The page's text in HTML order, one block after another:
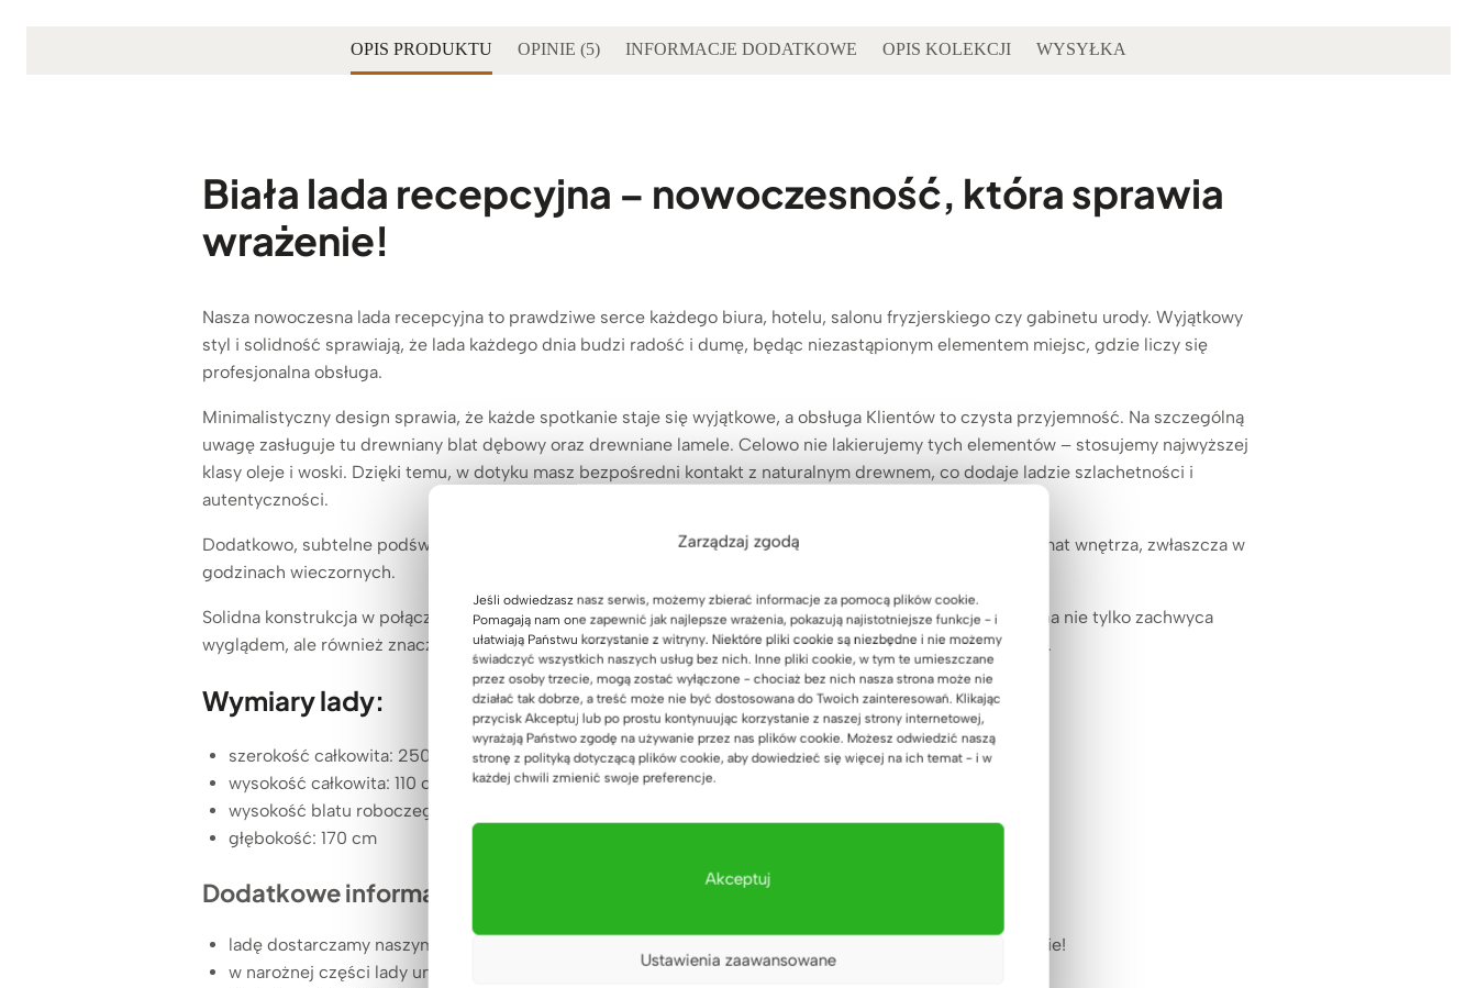
Zarządzaj zgodą
Jeśli odwiedzasz nasz serwis, możemy zbierać informacje za pomocą plików cookie.
Pomagają nam one zapewnić jak najlepsze wrażenia, pokazują najistotniejsze funkcje - i
ułatwiają Państwu korzystanie z witryny. Niektóre pliki cookie są niezbędne i nie możemy
świadczyć wszystkich naszych usług bez nich. Inne pliki cookie, w tym te umieszczane
przez osoby trzecie, mogą zostać wyłączone - chociaż bez nich nasza strona może nie
działać tak dobrze, a treść może nie być dostosowana do Twoich zainteresowań. Klikając
przycisk Akceptuj lub po prostu kontynuując korzystanie z naszej strony internetowej,
wyrażają Państwo zgodę na używanie przez nas plików cookie. Możesz odwiedzić naszą
stronę z polityką dotyczącą plików cookie, aby dowiedzieć się więcej na ich temat - i w
każdej chwili zmienić swoje preferencje.
Akceptuj
Ustawienia zaawansowane
OPIS PRODUKTU OPINIE (5) INFORMACJE DODATKOWE OPIS KOLEKCJI WYSYŁKA
Biała lada recepcyjna – nowoczesność, która sprawia
wrażenie!
Nasza nowoczesna lada recepcyjna to prawdziwe serce każdego biura, hotelu, salonu fryzjerskiego czy gabinetu urody. Wyjątkowy
styl i solidność sprawiają, że lada każdego dnia budzi radość i dumę, będąc niezastąpionym elementem miejsc, gdzie liczy się
profesjonalna obsługa.
Minimalistyczny design sprawia, że każde spotkanie staje się wyjątkowe, a obsługa Klientów to czysta przyjemność. Na szczególną
uwagę zasługuje tu drewniany blat dębowy oraz drewniane lamele. Celowo nie lakierujemy tych elementów – stosujemy najwyższej
klasy oleje i woski. Dzięki temu, w dotyku masz bezpośredni kontakt z naturalnym drewnem, co dodaje ladzie szlachetności i
autentyczności.
Dodatkowo, subtelne podświetlenie LED przepięknie eksponuje naturalne drewno, budując wyjątkowy klimat wnętrza, zwłaszcza w
godzinach wieczornych.
Solidna konstrukcja w połączeniu z minimalistycznym designem sprawia, że ta nowoczesna lada recepcyjna nie tylko zachwyca
wyglądem, ale również znacząco ułatwia obsługę Klientów, stając się profesjonalną wizytówką Twojej firmy.
Wymiary lady:
szerokość całkowita: 250 cm
wysokość całkowita: 110 cm
wysokość blatu roboczego: 75 cm
głębokość: 170 cm
Dodatkowe informacje:
ladę dostarczamy naszym transportem, wraz z usługą wniesienia i montażu przez nasz serwis bezpłatnie!
w narożnej części lady umieszczony jest okrągły przepust, który jest wliczony w cenę